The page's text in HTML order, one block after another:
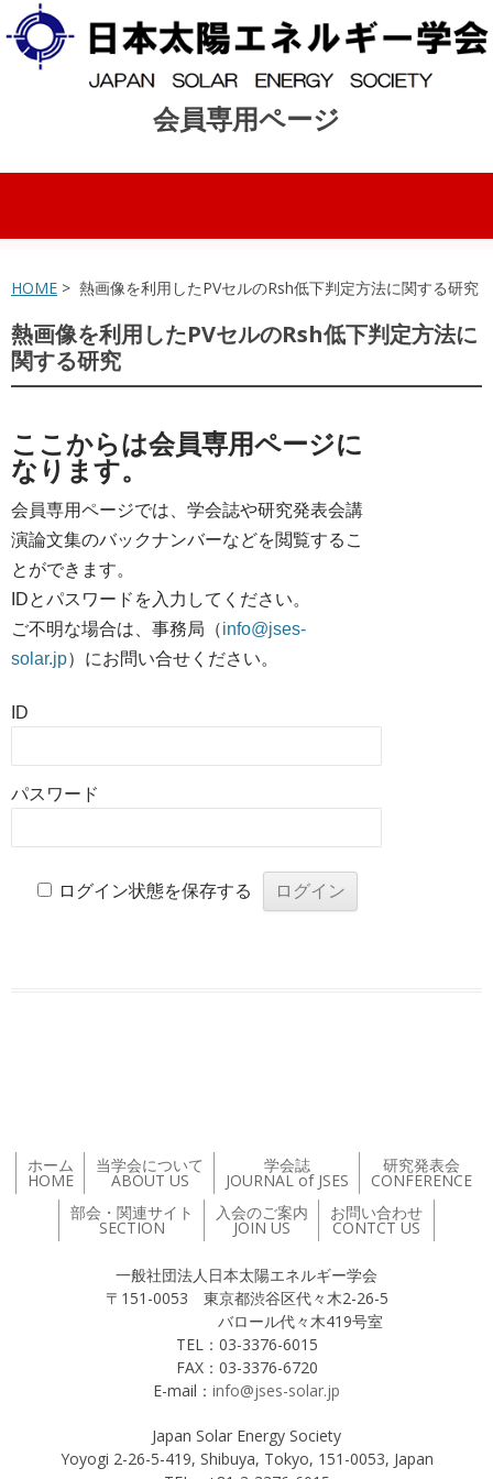
会員専用ページ
コンテンツへスキップ
HOME > 熱画像を利用したPVセルのRsh低下判定方法に関する研究
熱画像を利用したPVセルのRsh低下判定方法に
関する研究
ここからは会員専用ページに
なります。
会員専用ページでは、学会誌や研究発表会講
演論文集のバックナンバーなどを閲覧するこ
とができます。
IDとパスワードを入力してください。
ご不明な場合は、事務局（info@jses-
solar.jp）にお問い合せください。
ID
パスワード
ログイン状態を保存する
ホーム
HOME
当学会について
ABOUT US
学会誌
JOURNAL of JSES
研究発表会
CONFERENCE
部会・関連サイト
SECTION
入会のご案内
JOIN US
お問い合わせ
CONTCT US
一般社団法人日本太陽エネルギー学会
〒151-0053 東京都渋谷区代々木2-26-5
バロール代々木419号室
TEL：03-3376-6015
FAX：03-3376-6720
E-mail： info@jses-solar.jp
Japan Solar Energy Society
Yoyogi 2-26-5-419, Shibuya, Tokyo, 151-0053, Japan